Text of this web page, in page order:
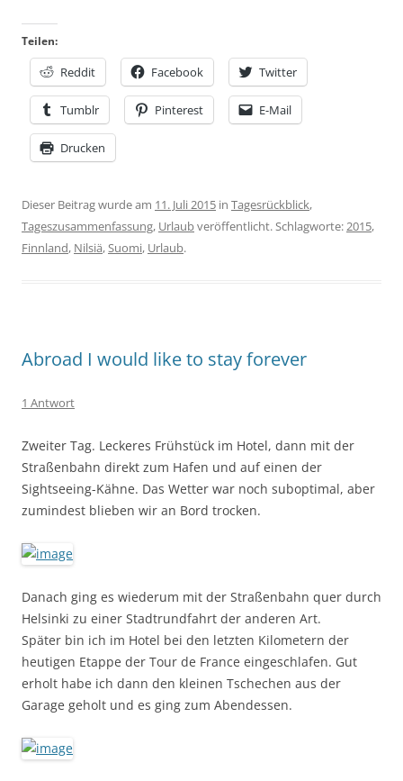
Teilen:
Reddit Facebook Twitter
Tumblr Pinterest E-Mail
Drucken
Dieser Beitrag wurde am 11. Juli 2015 in Tagesrückblick,
Tageszusammenfassung, Urlaubveröffentlicht. Schlagworte:2015,
Finnland, Nilsiä,Suomi, Urlaub.
Abroad I would like to stay forever
1 Antwort
Zweiter Tag. Leckeres Frühstück im Hotel, dann mit der
Straßenbahn direkt zum Hafen und auf einen der
Sightseeing-Kähne. Das Wetter war noch suboptimal, aber
zumindest blieben wir an Bord trocken.
Danach ging es wiederum mit der Straßenbahn quer durch
Helsinki zu einer Stadtrundfahrt der anderen Art.
Später bin ich im Hotel bei den letzten Kilometern der
heutigen Etappe der Tour de France eingeschlafen. Gut
erholt habe ich dann den kleinen Tschechen aus der
Garage geholt und es ging zum Abendessen.